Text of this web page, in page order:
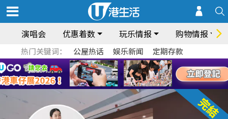
演唱会 优惠着数 玩乐情报 购物情报
热门关键词： 公屋热话 娱乐新闻 定期存款